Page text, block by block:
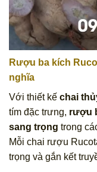
Rượu ba kích
nghĩa
Với thiết kế chai
tím đặc trưng, rượu
sang trọng trong
Mỗi chai rượu
trọng và gắn kết